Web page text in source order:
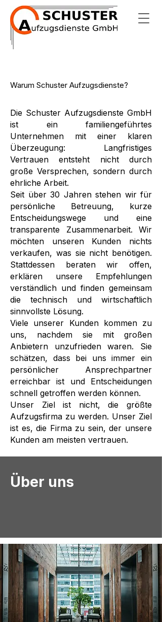
Warum Schuster Aufzugsdienste?
Die Schuster Aufzugsdienste GmbH
ist ein familiengeführtes
Unternehmen mit einer klaren
Überzeugung: Langfristiges
Vertrauen entsteht nicht durch
große Versprechen, sondern durch
ehrliche Arbeit.
Seit über 30 Jahren stehen wir für
persönliche Betreuung, kurze
Entscheidungswege und eine
transparente Zusammenarbeit. Wir
möchten unseren Kunden nichts
verkaufen, was sie nicht benötigen.
Stattdessen beraten wir offen,
erklären unsere Empfehlungen
verständlich und finden gemeinsam
die technisch und wirtschaftlich
sinnvollste Lösung.
Viele unserer Kunden kommen zu
uns, nachdem sie mit großen
Anbietern unzufrieden waren. Sie
schätzen, dass bei uns immer ein
persönlicher Ansprechpartner
erreichbar ist und Entscheidungen
schnell getroffen werden können.
Unser Ziel ist nicht, die größte
Aufzugsfirma zu werden. Unser Ziel
ist es, die Firma zu sein, der unsere
Kunden am meisten vertrauen.
Über uns